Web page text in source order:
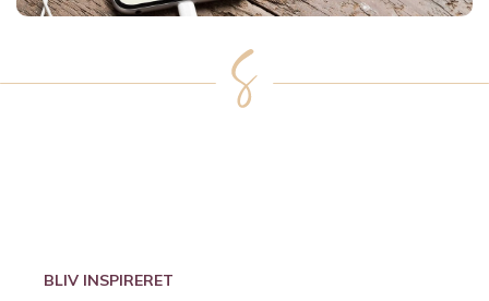
BLIV INSPIRERET